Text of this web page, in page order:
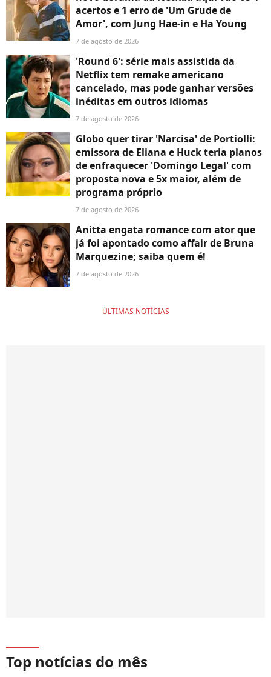
acertos e 1 erro de 'Um Grude de
Amor', com Jung Hae-in e Ha Young
7 de agosto de 2026
'Round 6': série mais assistida da
Netflix tem remake americano
cancelado, mas pode ganhar versões
inéditas em outros idiomas
7 de agosto de 2026
Globo quer tirar 'Narcisa' de Portiolli:
emissora de Eliana e Huck teria planos
de enfraquecer 'Domingo Legal' com
proposta nova e 5x maior, além de
programa próprio
7 de agosto de 2026
Anitta engata romance com ator que
já foi apontado como affair de Bruna
Marquezine; saiba quem é!
7 de agosto de 2026
ÚLTIMAS NOTÍCIAS
Top notícias do mês